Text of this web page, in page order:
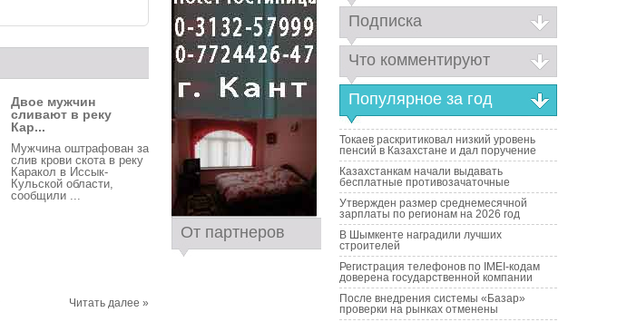
Двое мужчин
сливают в реку
Кар...
Мужчина оштрафован за
слив крови скота в реку
Каракол в Иссык-
Кульской области,
сообщили ...
Читать далее »
От партнеров
Подписка
Что комментируют
Популярное за год
Токаев раскритиковал низкий уровень
пенсий в Казахстане и дал поручение
Казахстанкам начали выдавать
бесплатные противозачаточные
Утвержден размер среднемесячной
зарплаты по регионам на 2026 год
В Шымкенте наградили лучших
строителей
Регистрация телефонов по IMEI-кодам
доверена государственной компании
После внедрения системы «Базар»
проверки на рынках отменены